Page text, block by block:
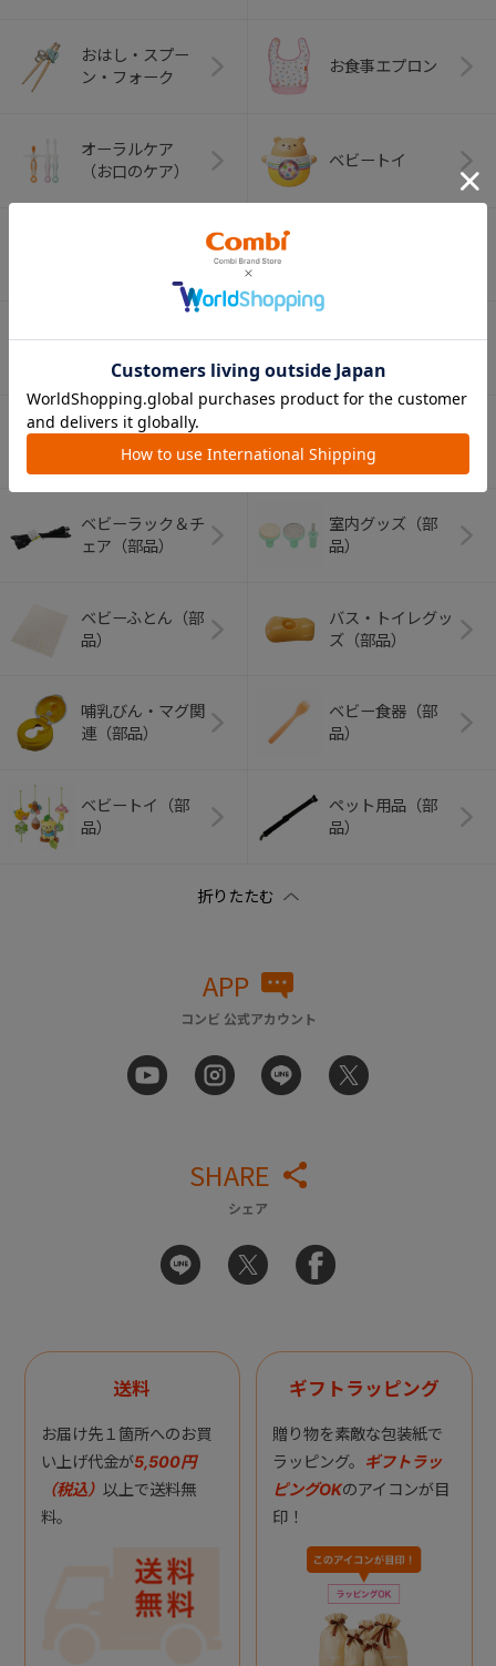
おはし・スプー
ン・フォーク
お食事エプロン
オーラルケア
（お口のケア）
ベビートイ
ショッピングカー
ベビーカー（部
チャイルドシート
（部品）
ベビーラック＆チ
ェア（部品）
室内グッズ（部
品）
ベビーふとん（部
品）
バス・トイレグッ
ズ（部品）
哺乳びん・マグ関
連（部品）
ベビー食器（部
品）
ベビートイ（部
品）
ペット用品（部
品）
APP
コンビ 公式アカウント
SHARE
シェア
送料
お届け先１箇所へのお買
い上げ代金が5,500円
（税込） 以上で送料無
料。
ギフトラッピング
贈り物を素敵な包装紙で
ラッピング。 ギフトラッ
ピングOKのアイコンが目
印！